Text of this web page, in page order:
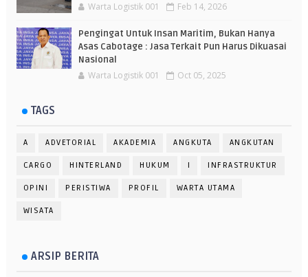
Warta Logistik 001 Feb 14, 2026
Pengingat Untuk Insan Maritim, Bukan Hanya
Asas Cabotage : Jasa Terkait Pun Harus Dikuasai
Nasional
Warta Logistik 001 Oct 05, 2025
TAGS
A ADVETORIAL AKADEMIA ANGKUTA ANGKUTAN
CARGO HINTERLAND HUKUM I INFRASTRUKTUR
OPINI PERISTIWA PROFIL WARTA UTAMA
WISATA
ARSIP BERITA